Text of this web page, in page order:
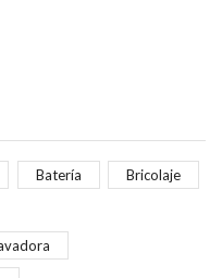
Batería Bricolaje